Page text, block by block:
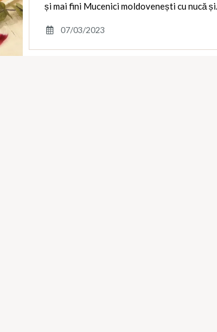
și mai fini Mucenici moldovenești cu nucă
07/03/2023